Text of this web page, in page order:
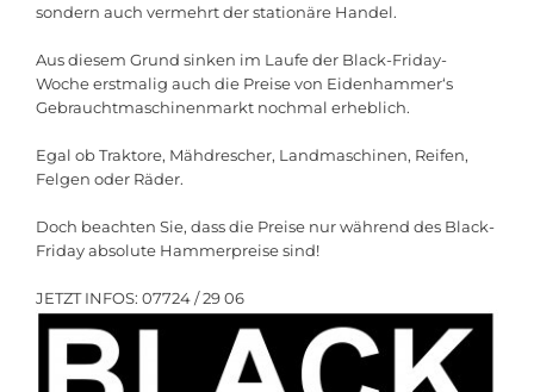
sondern auch vermehrt der stationäre Handel.
Aus diesem Grund sinken im Laufe der Black-Friday-
Woche erstmalig auch die Preise von Eidenhammer‘s
Gebrauchtmaschinenmarkt nochmal erheblich.
Egal ob Traktore, Mähdrescher, Landmaschinen, Reifen,
Felgen oder Räder.
Doch beachten Sie, dass die Preise nur während des Black-
Friday absolute Hammerpreise sind!
JETZT INFOS: 07724 / 29 06